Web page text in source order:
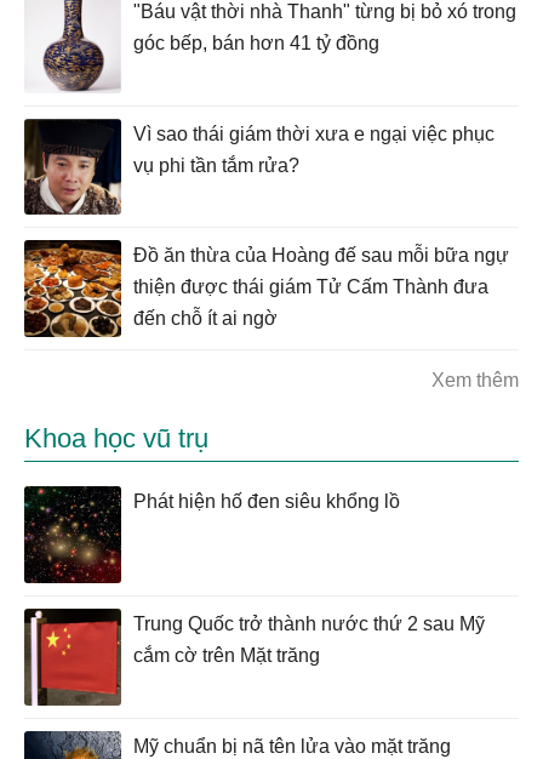
"Báu vật thời nhà Thanh" từng bị bỏ xó trong
góc bếp, bán hơn 41 tỷ đồng
Vì sao thái giám thời xưa e ngại việc phục
vụ phi tần tắm rửa?
Đồ ăn thừa của Hoàng đế sau mỗi bữa ngự
thiện được thái giám Tử Cấm Thành đưa
đến chỗ ít ai ngờ
Xem thêm
Khoa học vũ trụ
Phát hiện hố đen siêu khổng lồ
Trung Quốc trở thành nước thứ 2 sau Mỹ
cắm cờ trên Mặt trăng
Mỹ chuẩn bị nã tên lửa vào mặt trăng